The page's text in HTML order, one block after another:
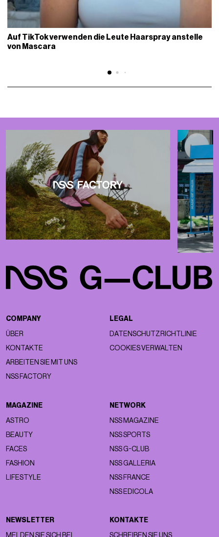
Auf TikTok verwenden die Leute Haarspray anstelle
von Mascara
COMPANY
ÜBER
KONTAKTE
ARBEITEN SIE MIT UNS
NSS FACTORY
LEGAL
DATENSCHUTZRICHTLINIE
COOKIES VERWALTEN
MAGAZINE
ASTRO
BEAUTY
FACES
FASHION
LIFESTYLE
NETWORK
NSS MAGAZINE
NSS SPORTS
NSS G-CLUB
NSS GALLERIA
NSS FRANCE
NSS EDICOLA
NEWSLETTER
MELDEN SIE SICH BEI
KONTAKTE
SCHREIBEN SIE UNS